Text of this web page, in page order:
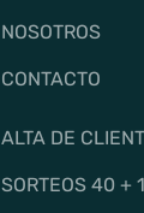
NOSOTROS
CONTACTO
ALTA DE
SORTEOS 40 +